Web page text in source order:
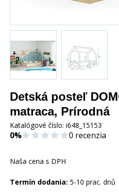
Detská posteľ
matraca, Prírodná
Katalógové číslo: i648_15153
0% 0 recenzia
Naša cena s DPH
Termín dodania: 5-10 prac. dnů